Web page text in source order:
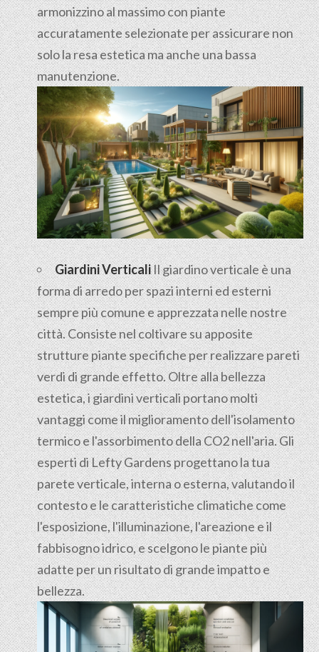
armonizzino al massimo con piante
accuratamente selezionate per assicurare non
solo la resa estetica ma anche una bassa
manutenzione.
Giardini VerticaliIl giardino verticale è una
forma di arredo per spazi interni ed esterni
sempre più comune e apprezzata nelle nostre
città. Consiste nel coltivare su apposite
strutture piante specifiche per realizzare pareti
verdi di grande effetto. Oltre alla bellezza
estetica, i giardini verticali portano molti
vantaggi come il miglioramento dell'isolamento
termico e l'assorbimento della CO2 nell'aria. Gli
esperti di Lefty Gardens progettano la tua
parete verticale, interna o esterna, valutando il
contesto e le caratteristiche climatiche come
l'esposizione, l'illuminazione, l'areazione e il
fabbisogno idrico, e scelgono le piante più
adatte per un risultato di grande impatto e
bellezza.